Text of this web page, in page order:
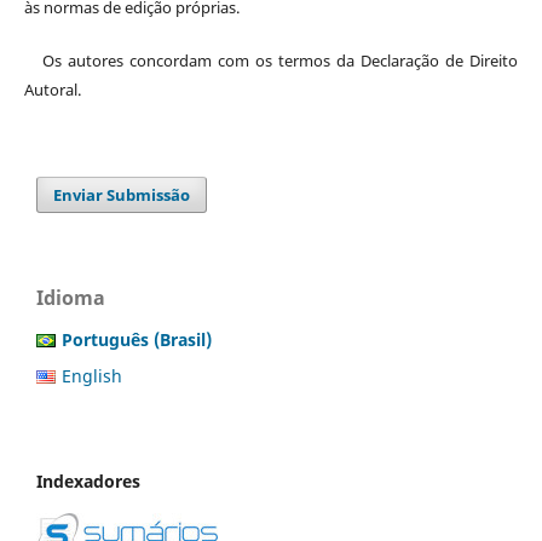
às normas de edição próprias.
Os autores concordam com os termos da Declaração de Direito
Autoral.
Enviar Submissão
Idioma
Português (Brasil)
English
Indexadores